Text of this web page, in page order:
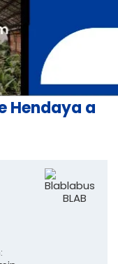
Hendaya a
BLAB